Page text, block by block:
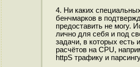
4. Ни каких
бенчмарков в
предоставить не могу.
лично для себя и под
задачи, в которых есть
расчётов на CPU,
httpS трафику и